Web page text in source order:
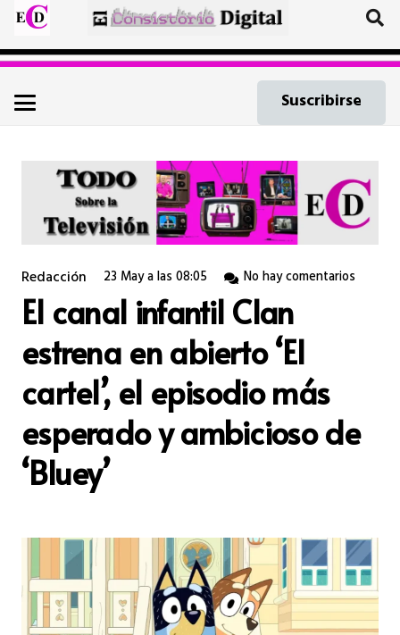
Suscribirse
Redacción 23 May a las 08:05 No hay comentarios
El canal infantil Clan
estrena en abierto ‘El
cartel’, el episodio más
esperado y ambicioso de
‘Bluey’